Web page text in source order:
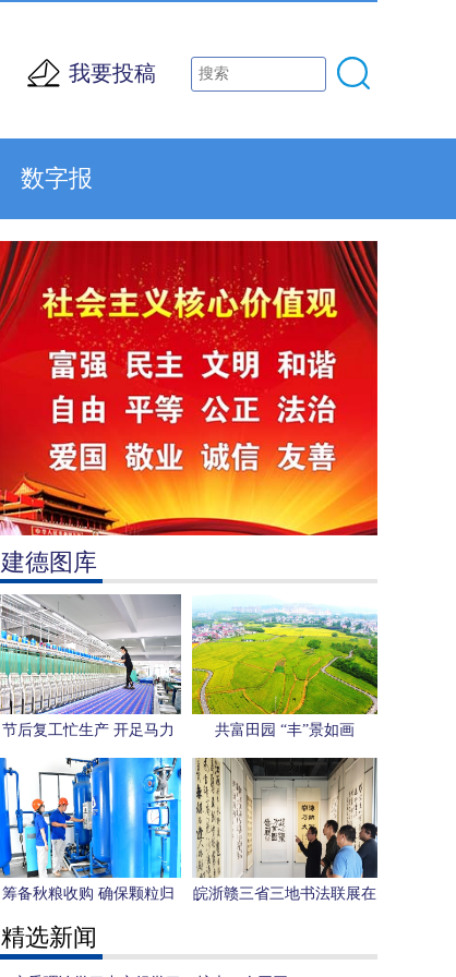
我要投稿
数字报
建德图库
节后复工忙生产 开足马力
赶订单
共富田园 “丰”景如画
筹备秋粮收购 确保颗粒归
仓
皖浙赣三省三地书法联展在
精选新闻